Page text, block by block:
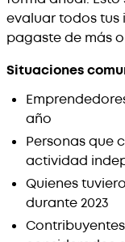
evaluar todos tus
pagaste de más
Situaciones
año
Personas que
actividad
Quienes
durante 2023